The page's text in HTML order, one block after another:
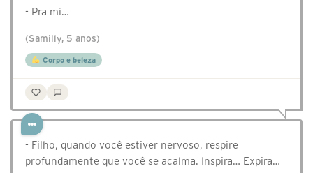
- Pra mi…
(Samilly, 5 anos)
Corpo e beleza
- Filho, quando você estiver nervoso, respire
profundamente que você se acalma. Inspira… Expira…